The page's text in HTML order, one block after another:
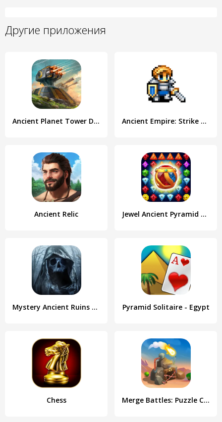
Другие приложения
Ancient Planet Tower Defense Ancient Empire: Strike Back
Ancient Relic Jewel Ancient Pyramid Treasure
Mystery Ancient Ruins Escape Pyramid Solitaire - Egypt
Chess Merge Battles: Puzzle Combat